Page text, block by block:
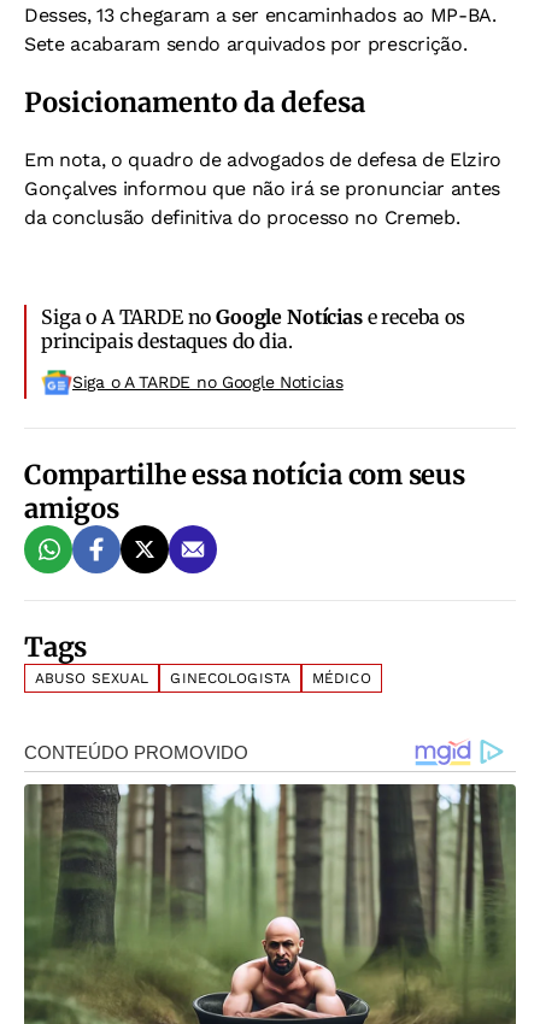
Desses, 13 chegaram a ser encaminhados ao MP-BA.
Sete acabaram sendo arquivados por prescrição.
Posicionamento da defesa
Em nota, o quadro de advogados de defesa de Elziro
Gonçalves informou que não irá se pronunciar antes
da conclusão definitiva do processo no Cremeb.
Siga o A TARDE noGoogle Notíciase receba os
principais destaques do dia.
Siga o A TARDE no Google Noticias
Compartilhe essa notícia com seus
amigos
Tags
ABUSO SEXUAL GINECOLOGISTA MÉDICO